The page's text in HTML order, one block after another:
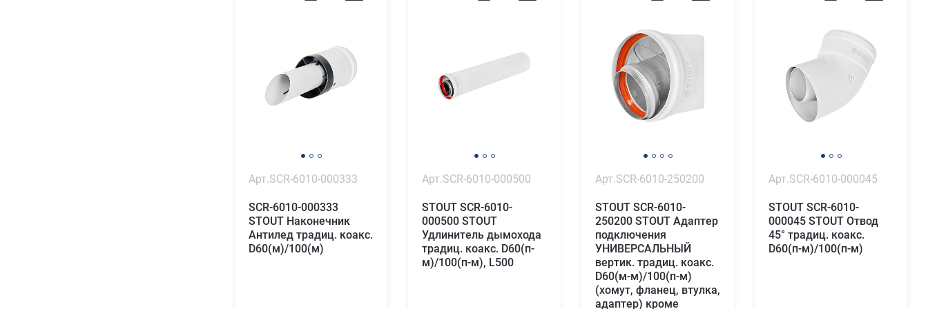
Арт.SCR-6010-000333
SCR-6010-000333
STOUT Наконечник
Антилед традиц. коакс.
D60(м)/100(м)
Арт.SCR-6010-000500
STOUT SCR-6010-
000500 STOUT
Удлинитель дымохода
традиц. коакс. D60(п-
м)/100(п-м), L500
Арт.SCR-6010-250200
STOUT SCR-6010-
250200 STOUT Адаптер
подключения
УНИВЕРСАЛЬНЫЙ
вертик. традиц. коакс.
D60(м-м)/100(п-м)
(хомут, фланец, втулка,
адаптер) кроме
Арт.SCR-6010-000045
STOUT SCR-6010-
000045 STOUT Отвод
45° традиц. коакс.
D60(п-м)/100(п-м)